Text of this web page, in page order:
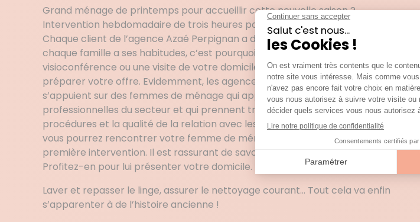
Grand ménage de printemps pour accueillir cette nouvelle saison ?
Intervention hebdomadaire de trois heures pour un entretien régulier ?
Chaque client de l’agence Azaé Perpignan a des exigences différentes et
chaque famille a ses habitudes, c’est pourquoi une prise de contact par
visioconférence ou une visite de votre domicile est indispensable pour
préparer votre offre. Evidemment, les agences Azaé de la région Occitanie
s’appuient sur des femmes de ménage qui appliquent les techniques
professionnelles du secteur et qui prennent très au sérieux le respect des
procédures et la qualité de la relation avec les clients. A votre demande,
vous pourrez rencontrer votre femme de ménage à Le Boulou avant a
première intervention. Il est rassurant de savoir à qui on aura affaire.
Profitez-en pour lui présenter votre domicile.
Laver et repasser le linge, assurer le nettoyage courant… Tout cela va enfin
s’apparenter à de l’histoire ancienne !